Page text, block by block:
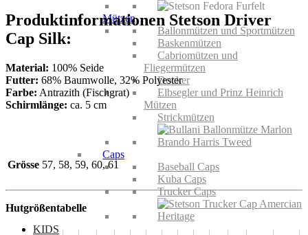
Mützen
Ballonmützen und Sportmützen
Baskenmützen
Cabriomützen und
Fliegermützen
Docker
Elbsegler und Prinz Heinrich
Mützen
Strickmützen
Caps
Baseball Caps
Kuba Caps
Trucker Caps
KIDS
Produktinformationen Stetson Driver
Cap Silk:
Material: 100% Seide
Futter: 68% Baumwolle, 32% Polyester
Farbe: Antrazith (Fischgrat)
Schirmlänge: ca. 5 cm
Grösse 57, 58, 59, 60, 61
Hutgrößentabelle